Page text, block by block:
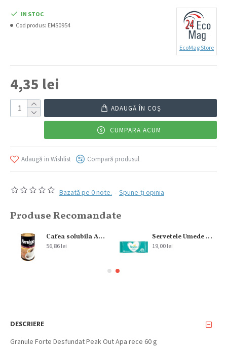
Bazată pe 0 note. - Spune-ţi opinia
4,35 lei
IN STOC
Cod produs: EMS0954
EcoMag Store
ADAUGĂ ÎN COŞ
CUMPARA ACUM
Adaugă in Wishlist Compară produsul
Produse Recomandate
Cafea solubila Amigo 300 g
56,86 lei
Servetele Umede Pampers Sensitive Fragrance Free, 2×52 Buc
19,00 lei
DESCRIERE
Granule Forte Desfundat Peak Out Apa rece 60 g